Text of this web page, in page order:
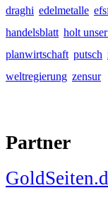
draghi edelmetalle
handelsblatt holt
planwirtschaft putsch
weltregierung zensur
Partner